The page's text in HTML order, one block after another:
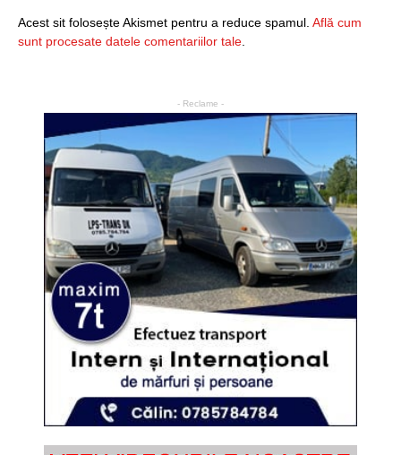
Acest sit folosește Akismet pentru a reduce spamul. Află cum
sunt procesate datele comentariilor tale
- Reclame -